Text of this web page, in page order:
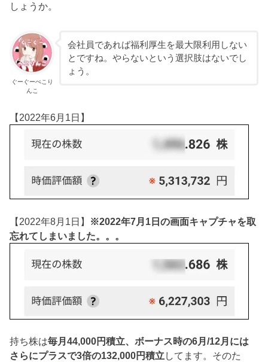
しょうか。
ぐーぐーぺこり
んこ
会社員であれば福利厚生を最大限利用しない
とですね。やらないという選択肢はないでし
ょう。
【2022年6月1日】
【2022年8月1日】 ※2022年7月1日の画面キャプチャを取
忘れてしまいました。。。
持ち株は毎月44,000円積立、ボーナス時の6月/12月には
さらにプラスで3倍の132,000円積立 してます。そのた